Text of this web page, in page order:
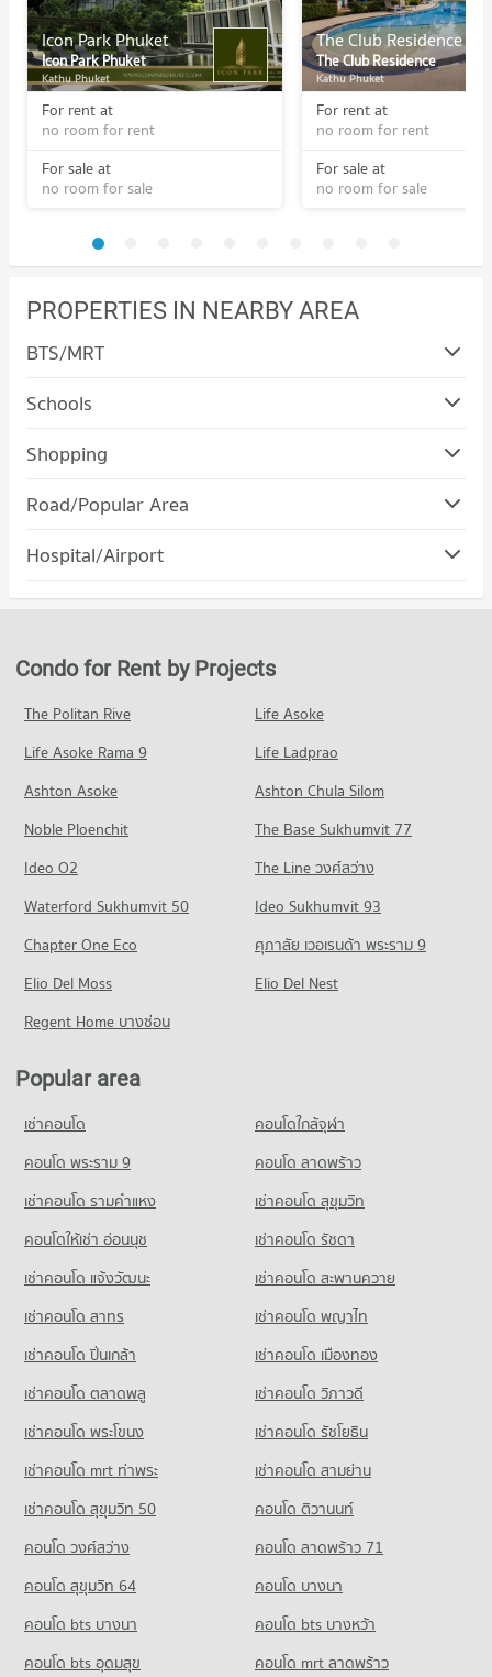
Icon Park Phuket
Icon Park Phuket
Kathu Phuket
For rent at
no room for rent
For sale at
no room for sale
The Club Residence
The Club Residence
Kathu Phuket
For rent at
no room for rent
For sale at
no room for sale
PROPERTIES IN NEARBY AREA
BTS/MRT
Schools
Shopping
Road/Popular Area
Condo Kathu Phuket
Condo for Rent in Kathu Phuket
Condo for Sale in Kathu Phuket
289 properties for sale
Condo Kamala Beach
PROJECT_COUNT
Condo for Rent near Kamala Beach
15 properties for rent
Condo for Sale near Kamala Beach
41 properties for sale
Hospital/Airport
Condo for Rent by Projects
The Politan Rive
Life Asoke
Life Asoke Rama 9
Life Ladprao
Ashton Asoke
Ashton Chula Silom
Noble Ploenchit
The Base Sukhumvit 77
Ideo O2
The Line วงศ์สว่าง
Waterford Sukhumvit 50
Ideo Sukhumvit 93
Chapter One Eco
ศุภาลัย เวอเรนด้า พระราม 9
Elio Del Moss
Elio Del Nest
Regent Home บางซ่อน
Popular area
เช่าคอนโด
คอนโดใกล้จุฬา
คอนโด พระราม 9
คอนโด ลาดพร้าว
เช่าคอนโด รามคําแหง
เช่าคอนโด สุขุมวิท
คอนโดให้เช่า อ่อนนุช
เช่าคอนโด รัชดา
เช่าคอนโด แจ้งวัฒนะ
เช่าคอนโด สะพานควาย
เช่าคอนโด สาทร
เช่าคอนโด พญาไท
เช่าคอนโด ปิ่นเกล้า
เช่าคอนโด เมืองทอง
เช่าคอนโด ตลาดพลู
เช่าคอนโด วิภาวดี
เช่าคอนโด พระโขนง
เช่าคอนโด รัชโยธิน
เช่าคอนโด mrt ท่าพระ
เช่าคอนโด สามย่าน
เช่าคอนโด สุขุมวิท 50
คอนโด ติวานนท์
คอนโด วงศ์สว่าง
คอนโด ลาดพร้าว 71
คอนโด สุขุมวิท 64
คอนโด บางนา
คอนโด bts บางนา
คอนโด bts บางหว้า
คอนโด bts อุดมสุข
คอนโด mrt ลาดพร้าว